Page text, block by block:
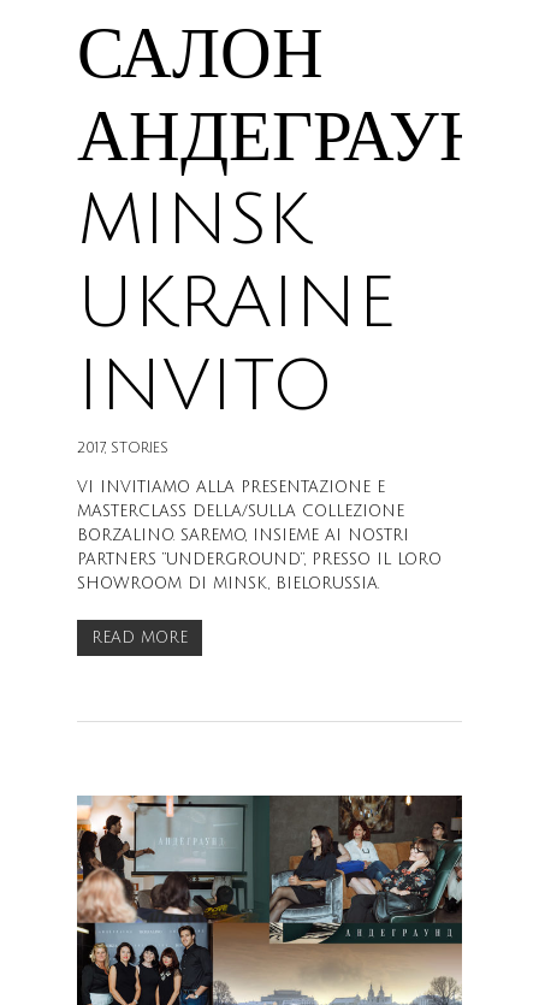
САЛОН
АНДЕГРАУНД
MINSK
UKRAINE
INVITO
2017, STORIES
VI INVITIAMO ALLA PRESENTAZIONE E
MASTERCLASS DELLA/SULLA COLLEZIONE
BORZALINO. SAREMO, INSIEME AI NOSTRI
PARTNERS “UNDERGROUND”, PRESSO IL LORO
SHOWROOM DI MINSK, BIELORUSSIA.
READ MORE